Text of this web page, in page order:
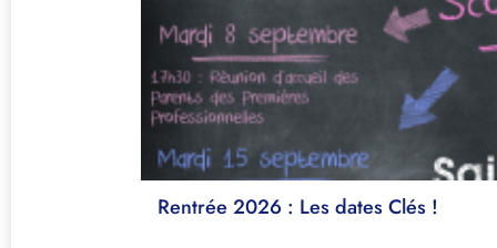
Rentrée 2026 : Les dates Clés !